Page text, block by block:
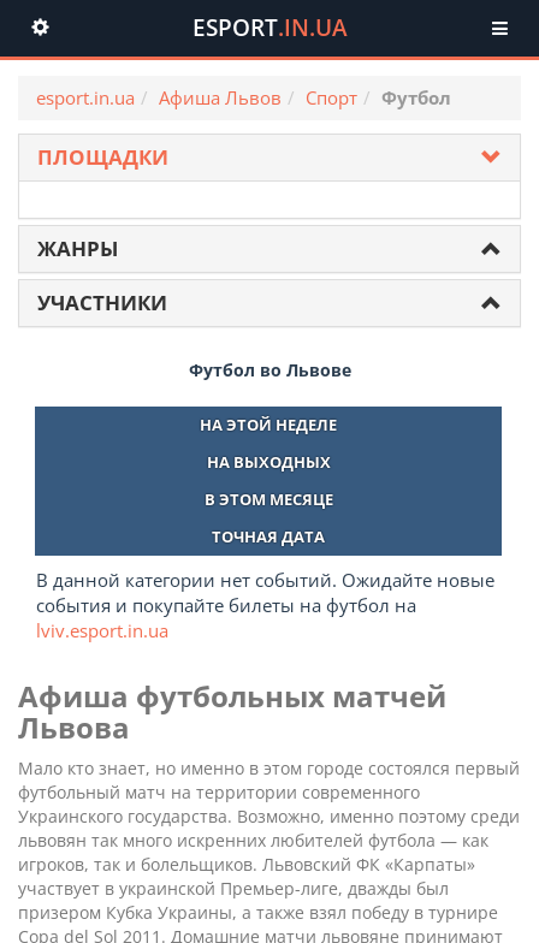
Toggle
navigation
ESPORT.IN.UA
esport.in.ua Афиша Львов Спорт Футбол
ПЛОЩАДКИ
ЖАНРЫ
УЧАСТНИКИ
Футбол во Львове
НА ЭТОЙ НЕДЕЛЕ
НА ВЫХОДНЫХ
В ЭТОМ МЕСЯЦЕ
ТОЧНАЯ ДАТА
В данной категории нет событий. Ожидайте новые
события и покупайте билеты на футбол на
lviv.esport.in.ua
Афиша футбольных матчей
Львова
Мало кто знает, но именно в этом городе состоялся первый
футбольный матч на территории современного
Украинского государства. Возможно, именно поэтому среди
львовян так много искренних любителей футбола — как
игроков, так и болельщиков. Львовский ФК «Карпаты»
участвует в украинской Премьер-лиге, дважды был
призером Кубка Украины, а также взял победу в турнире
Copa del Sol 2011. Домашние матчи львовяне принимают